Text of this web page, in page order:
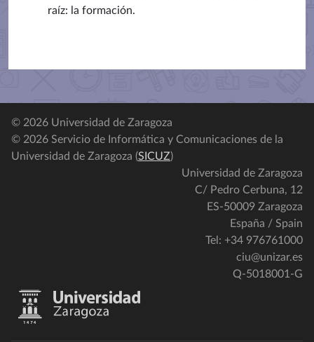
raíz: la formación.
© 2026 Universidad de Zaragoza
© 2026 Servicio de Informática y Comunicaciones de la
Universidad de Zaragoza (SICUZ)
Universidad de Zaragoza
C/ Pedro Cerbuna, 12
ES-50009 Zaragoza
España / Spain
Tel: +34 976761000
ciu@unizar.es
Q-5018001-G